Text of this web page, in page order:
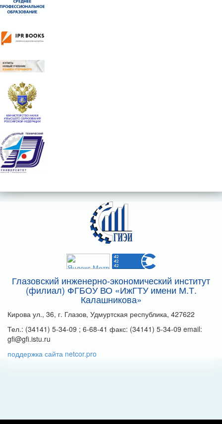
Глазовский инженерно-экономический институт
(филиал) ФГБОУ ВО «ИжГТУ имени М.Т.
Калашникова»
Кирова ул., 36, г. Глазов, Удмуртская республика, 427622
Тел.: (34141) 5-34-09 ; 6-68-41 факс: (34141) 5-34-09 email:
gfi@gfi.istu.ru
поддержка сайта netcor.pro